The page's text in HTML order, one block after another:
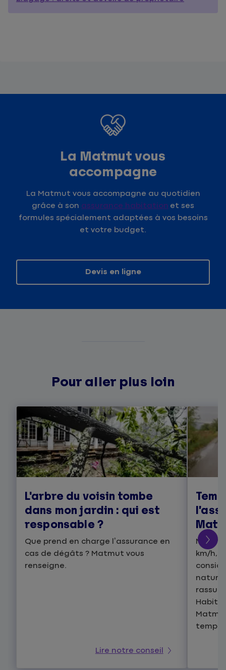
La Matmut vous
accompagne
La Matmut vous accompagne au quotidien
grâce à son assurance habitation et ses
formules spécialement adaptées à vos besoins
et votre budget.
Devis en ligne
Pour aller plus loin
L'arbre du voisin tombe
dans mon jardin : qui est
responsable ?
Que prend en charge l’assurance en
cas de dégâts ? Matmut vous
renseigne.
Lire notre conseil
Malgré
km/h,